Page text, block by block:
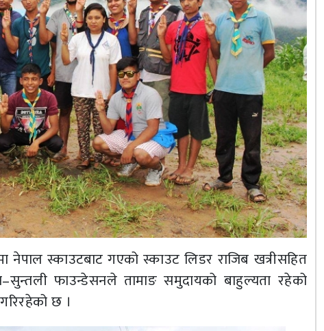
नेपाल स्काउटबाट गएको स्काउट लिडर राजिब खत्रीसहित
फाउन्डेसनले तामाङ समुदायको बाहुल्यता रहेको
छ ।